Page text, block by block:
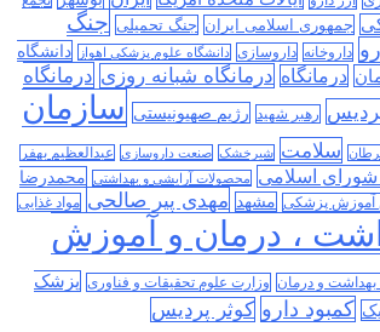
جمهوری اسلامی ایران جنگ تحمیلی جنگ
داروخانه داروسازی دانشگاه علوم پزشکی اهواز
دانشگاه
درمانگاه درمانگاه شبانه روزی درمانگاه
رهبر شهید رژیم صهیونیستی سازمان
سلامت شیرخشک صنعت داروسازی عبدالعظیم بهفر
اسلامی محصولات آرایشی و بهداشتی محمدرضا
پزشکی مشهد مهدی پیر صالحی مواد غذایی
، درمان و آموزش
بهداشت و درمان وزارت علوم تحقیقات و فناوری پزشک
کمبود دارو کوثر پردیس